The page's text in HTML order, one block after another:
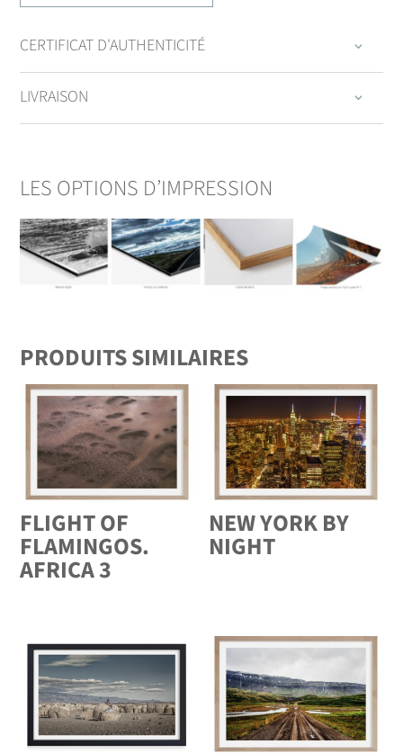
CERTIFICAT D'AUTHENTICITÉ
LIVRAISON
LES OPTIONS D’IMPRESSION
PRODUITS SIMILAIRES
FLIGHT OF
FLAMINGOS.
AFRICA 3
NEW YORK BY
NIGHT